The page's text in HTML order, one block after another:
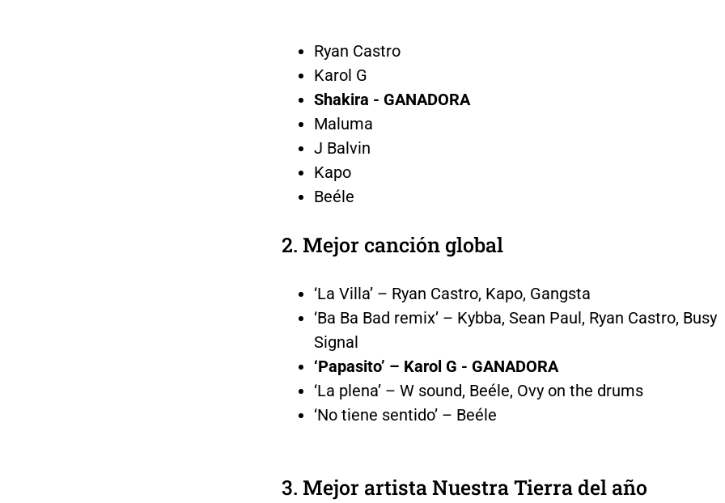
Ryan Castro
Karol G
Shakira - GANADORA
Maluma
J Balvin
Kapo
Beéle
2. Mejor canción global
‘La Villa’ – Ryan Castro, Kapo, Gangsta
‘Ba Ba Bad remix’ – Kybba, Sean Paul, Ryan Castro, Busy
Signal
‘Papasito’ – Karol G - GANADORA
‘La plena’ – W sound, Beéle, Ovy on the drums
‘No tiene sentido’ – Beéle
3. Mejor artista Nuestra Tierra del año